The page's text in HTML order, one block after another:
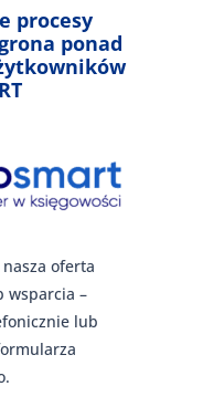
procesy
ponad
nasza oferta
wsparcia –
lub